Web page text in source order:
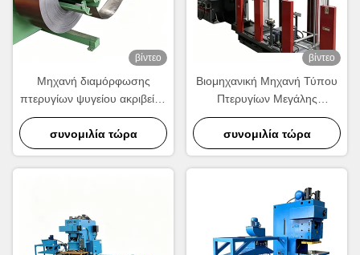
βίντεο
Μηχανή διαμόρφωσης
πτερυγίων ψυγείου ακριβείας
| Εξοπλισμός παραγωγής
κυματοειδών πτερυγίων
αλουμινίου υψηλής
ταχύτητας
συνομιλία τώρα
βίντεο
Βιομηχανική Μηχανή Τύπου
Πτερυγίων Μεγάλης
Ταχύτητας.
συνομιλία τώρα